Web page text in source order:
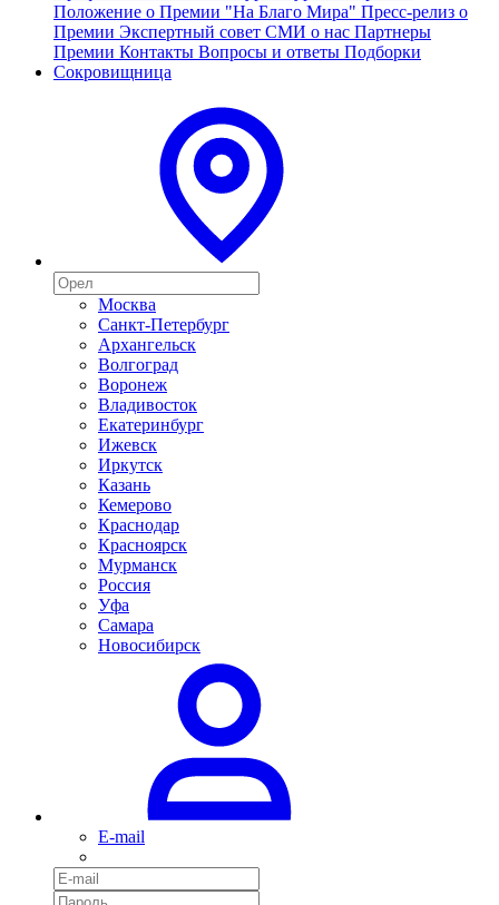
Положение о Премии "На Благо Мира" Пресс-релиз о
Премии Экспертный совет СМИ о нас Партнеры
Премии Контакты Вопросы и ответы Подборки
Сокровищница
Москва
Санкт-Петербург
Архангельск
Волгоград
Воронеж
Владивосток
Екатеринбург
Ижевск
Иркутск
Казань
Кемерово
Краснодар
Красноярск
Мурманск
Россия
Уфа
Самара
Новосибирск
E-mail